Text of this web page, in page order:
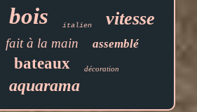
bois italien vitesse
fait à la main assemblé
bateaux décoration
aquarama